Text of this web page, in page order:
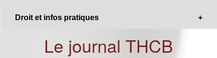
Droit et infos pratiques
Le journal THCB